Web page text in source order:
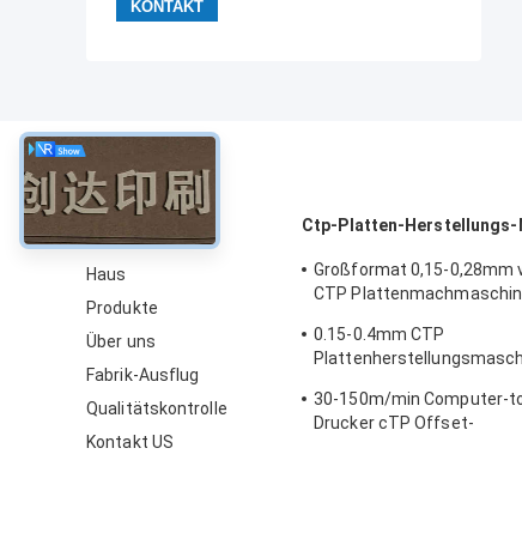
Haus
Produkte
Über uns
Fabrik-Ausflug
Qualitätskontrolle
Kontakt US
Ctp-Platten-Herstellungs-
Großformat 0,15-0,28mm
CTP
0.15-0.4mm CTP
30-150m/min Computer-
Drucker cTP Offset-